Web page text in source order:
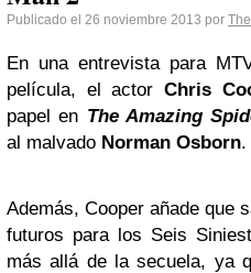
Publicado el 26 noviembre 2013 por
En una entrevista para
película, el actor Chris
papel en The Amazing
al malvado Norman Osborn.
Además, Cooper añade que
futuros para los Seis
más allá de la secuela, ya